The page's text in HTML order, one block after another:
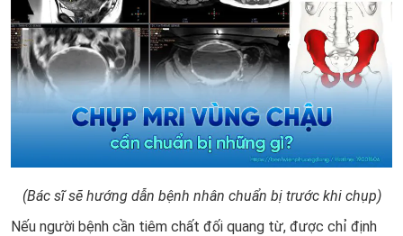
(Bác sĩ sẽ hướng dẫn bệnh nhân chuẩn bị trước khi chụp)
Nếu người bệnh cần tiêm chất đối quang từ, được chỉ định